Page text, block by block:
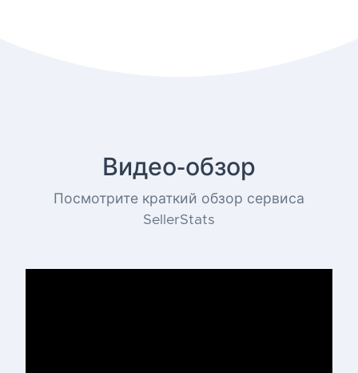
Видео-обзор
Посмотрите краткий обзор сервиса
SellerStats